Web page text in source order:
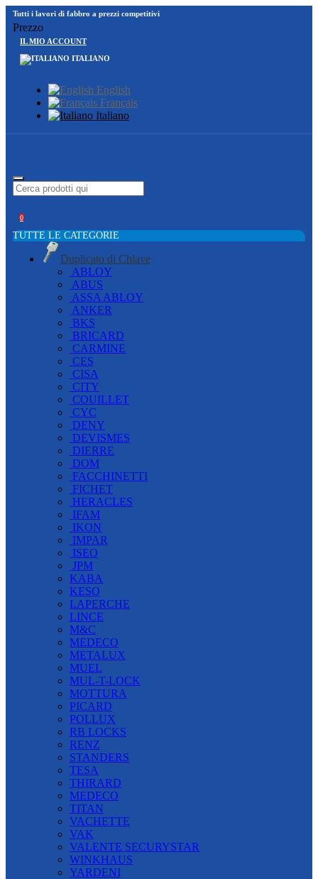
Tutti i lavori di fabbro a prezzi competitivi
Prezzo
IL MIO ACCOUNT
ITALIANO
English
Français
Italiano
0
TUTTE LE CATEGORIE
Duplicato di Chiave
ABLOY
ABUS
ASSA ABLOY
ANKER
BKS
BRICARD
CARMINE
CES
CISA
CITY
COUILLET
CYC
DENY
DEVISMES
DIERRE
DOM
FACCHINETTI
FICHET
HERACLES
IFAM
IKON
IMPAR
ISEO
JPM
KABA
KESO
LAPERCHE
LINCE
M&C
MEDECO
METALUX
MUEL
MUL-T-LOCK
MOTTURA
PICARD
POLLUX
RB LOCKS
RENZ
STANDERS
TESA
THIRARD
MEDECO
TITAN
VACHETTE
VAK
VALENTE SECURYSTAR
WINKHAUS
YARDENI